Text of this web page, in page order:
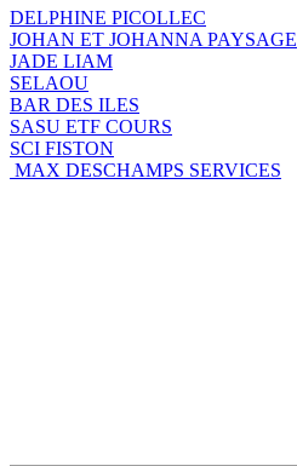
DELPHINE PICOLLEC
JOHAN ET JOHANNA PAYSAGE
JADE LIAM
SELAOU
BAR DES ILES
SASU ETF COURS
SCI FISTON
MAX DESCHAMPS SERVICES